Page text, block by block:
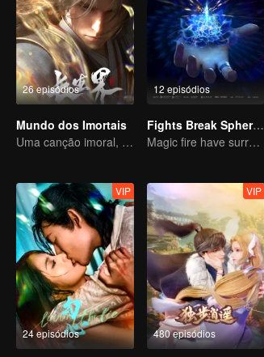
26 episódios
Mundo dos Imortais
Uma canção imoral, revelando sangue e lágrimas
12 episódios
Fights Break Sphere S3
Magic fire have surrendered! Xiao Yan mastered the fighting skill——Buddha anger Lotus!
24 episódios
VIP
480 episódios
VIP